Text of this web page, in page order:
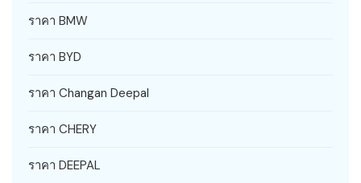
ราคา BMW
ราคา BYD
ราคา Changan Deepal
ราคา CHERY
ราคา DEEPAL